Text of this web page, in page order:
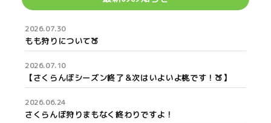
2026.07.30
もも狩りについて🍑
2026.07.10
【さくらんぼシーズン終了＆次はいよいよ桃です！🍑】
2026.06.24
さくらんぼ狩りまもなく終わりですよ！